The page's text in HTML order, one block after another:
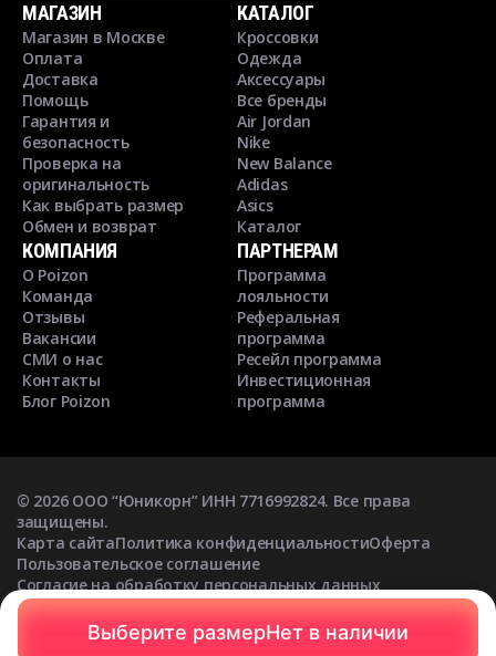
Выберите размерНет в наличии
МАГАЗИН
Магазин в Москве
Оплата
Доставка
Помощь
Гарантия и
безопасность
Проверка на
оригинальность
Как выбрать размер
Обмен и возврат
КАТАЛОГ
Кроссовки
Одежда
Аксессуары
Все бренды
Air Jordan
Nike
New Balance
Adidas
Asics
Каталог
КОМПАНИЯ
О Poizon
Команда
Отзывы
Вакансии
СМИ о нас
Контакты
Блог Poizon
ПАРТНЕРАМ
Программа
лояльности
Реферальная
программа
Ресейл программа
Инвестиционная
программа
© 2026ООО “Юникорн” ИНН 7716992824. Все права
защищены.
Карта сайтаПолитика конфиденциальностиОферта
Пользовательское соглашение
Согласие на обработку персональных данных
Согласие на получение рекламных рассылок